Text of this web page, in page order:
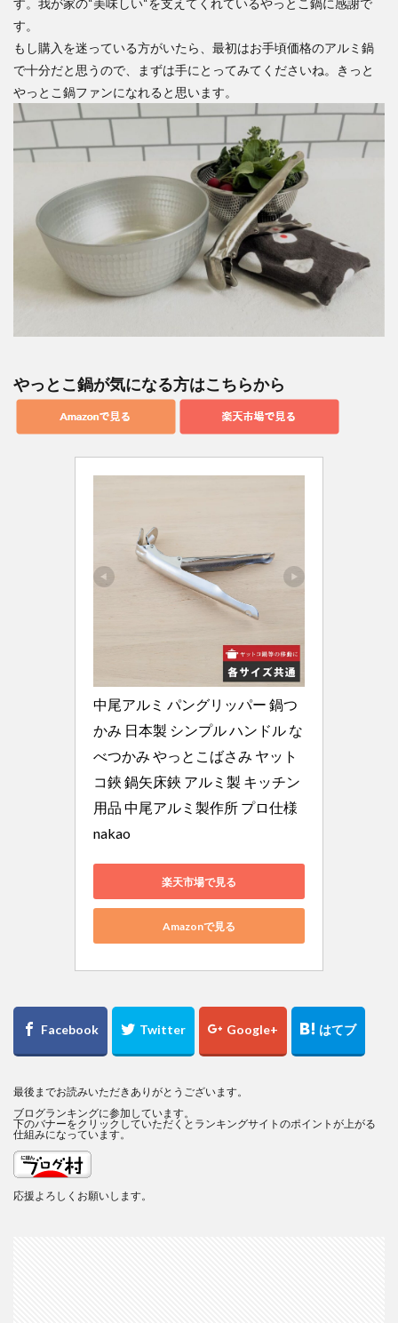
す。
もし購入を迷っている方がいたら、最初はお手頃価格のアルミ鍋
で十分だと思うので、まずは手にとってみてくださいね。きっと
やっとこ鍋ファンになれると思います。
やっとこ鍋が気になる方はこちらから
中尾アルミ パングリッパー 鍋つ
かみ 日本製 シンプル ハンドル な
べつかみ やっとこばさみ ヤット
コ鋏 鍋矢床鋏 アルミ製 キッチン
用品 中尾アルミ製作所 プロ仕様
nakao
楽天市場で見る
Amazonで見る
最後までお読みいただきありがとうございます。
ブログランキングに参加しています。
下のバナーをクリックしていただくとランキングサイトのポイントが上がる
仕組みになっています。
応援よろしくお願いします。